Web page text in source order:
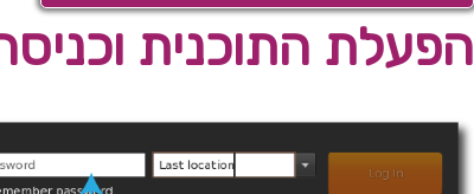
הפעלת התוכנית